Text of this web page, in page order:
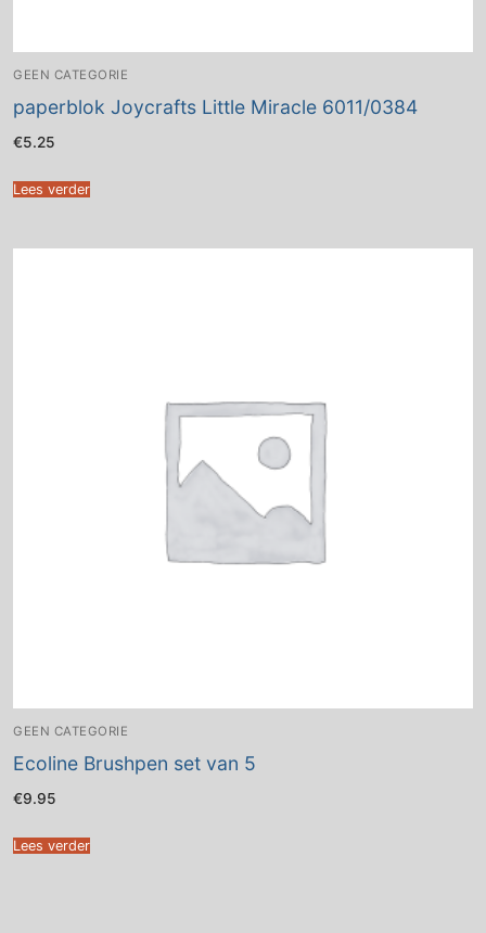
GEEN CATEGORIE
paperblok Joycrafts Little Miracle 6011/0384
€5.25
Lees verder
GEEN CATEGORIE
Ecoline Brushpen set van 5
€9.95
Lees verder